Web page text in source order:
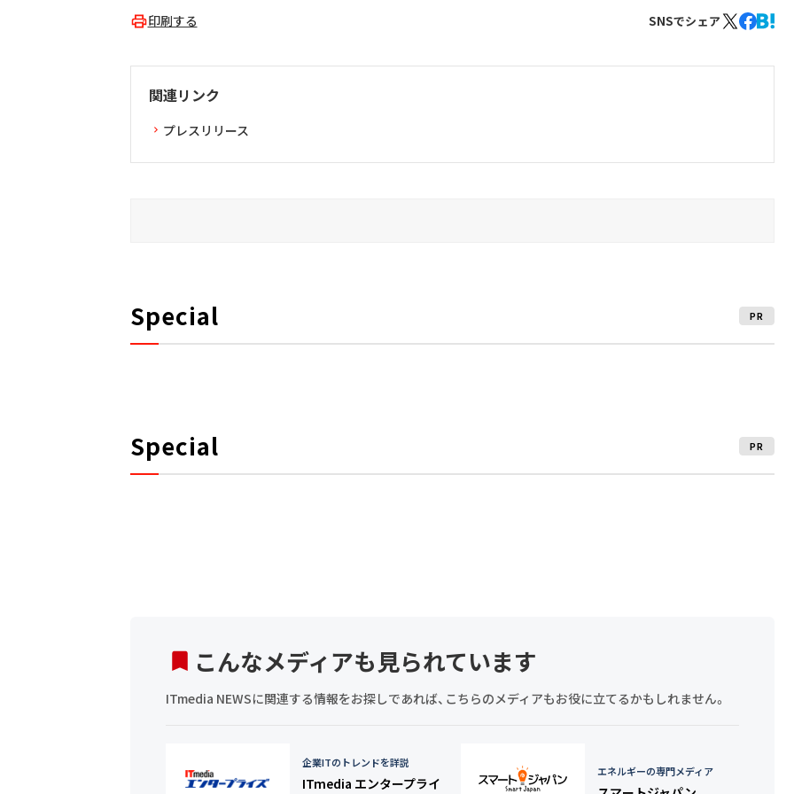
印刷する SNSでシェア
関連リンク
プレスリリース
Special PR
Special PR
こんなメディアも見られています
ITmedia NEWSに関連する情報をお探しであれば、こちらのメディアもお役に立てるかもしれません。
企業ITのトレンドを詳説
ITmedia エンタープライ
エネルギーの専門メディア